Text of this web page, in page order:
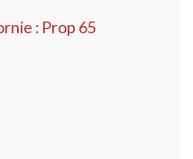
: Prop 65